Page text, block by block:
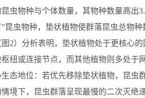
昆虫物种与个体数量，其物种数量高出
”昆虫物种，垫状植物使群落昆虫总物种
2）分析表明，垫状植物处于更核心
枢纽或连接节点，而其他植物则多处于
生态地位：若优先移除垫状植物，昆虫
情境下，昆虫群落呈现最慢的二次灭绝